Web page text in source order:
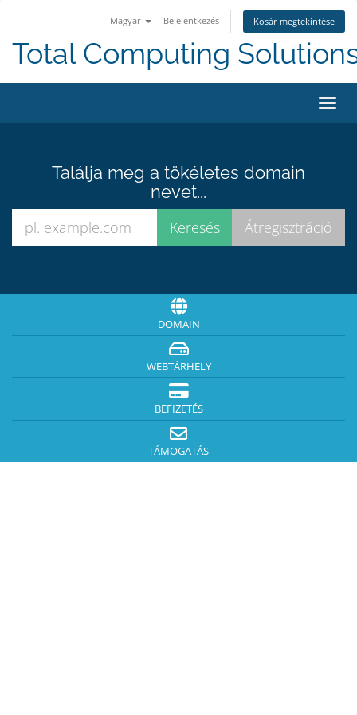
Magyar Bejelentkezés Kosár megtekintése
Total Computing
a
Találja meg a tökéletes domain
nevet...
DOMAIN
WEBTÁRHELY
BEFIZETÉS
TÁMOGATÁS